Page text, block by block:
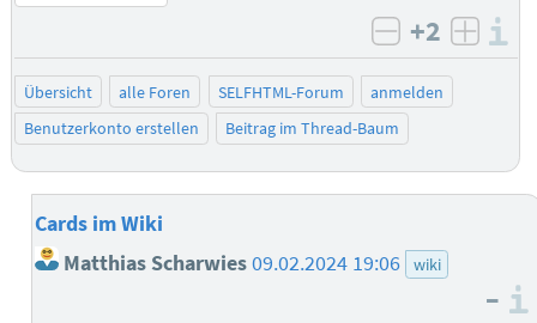
negativ
+2
Übersicht alle Foren SELFHTML-Forum
anmelden
Benutzerkonto erstellen
Beitrag im Thread-Baum
Cards im Wiki
Matthias Scharwies09.02.2024 19:06 wiki
–